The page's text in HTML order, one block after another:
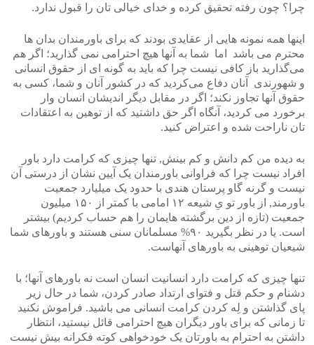
چرا؟ چون رفته تحقیق کرده و خدای خیالی تان را قبول ندارد.
اینها همه نمونه هایی از عقایدی بودند که برای باورمندان بدان ها
محترم می باشد اما شما به آنها هیچ احترامی نمی گذارید؛ اگر هم
می‌‌گذارید باز کافی‌ نیست چرا که باید به گونه ای از حقوق انسانی
و شهورندی آنان دفاع می‌‌کردید که در کشور آنان و شما، کسی به‌‌
حقوق آنها تجاوز نکند؛ اگر در مقابل دیگر اندیشان انسان وار
برخورد می کردید، آنگاه اگر حق داشتید که از توهین به اعتقادات
تان ناراحت شده و اعتراض کنید.
به دیده من کم دانش و کم بینش, تنها چیزی که کرامت دارد باور
افراد نیست چرا که فراوانی باورمندان یک آیین نشان از درستی آن
نیست و گرنه گاو پرستان هندی با حدود یک میلیارد جمعیت
باورمند, از باور تو یِ شیعه ۱۲ امامی با کمتر از ۱۵۰ میلیون
جمعیت (تازه از دین برگشته هایمان را هم حساب کردیم) بیشتر
است. یا در نظر بگیرید ۹۰% مسلمانان سنی هستند و باورهای شما
شیعیان توهینی به باورهای آنهاست.
تنها چیزی که کرامت دارد انسانیت انسان است نه باورهای آنها؛ با
دشنام و حکم قتل و فتوای ارتداد صادر کردن، شما در حال زیر
پای گذاشتن و لِه کردن کرامت انسانی می باشید. فراموش نکنید
تا زمانی که برای باور دیگران هیچ احترامی قائل نیستید، انتظار
داشتن به احترام به باورتان یک خودخواهی کوته فکرانه بیش نیست